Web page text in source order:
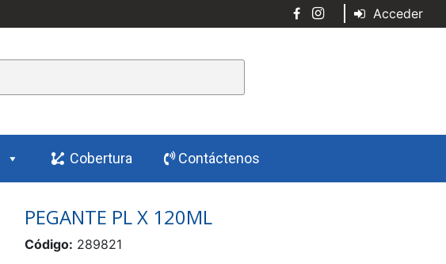
Acceder
Cobertura Contáctenos
PEGANTE PL X 120ML
Código: 289821